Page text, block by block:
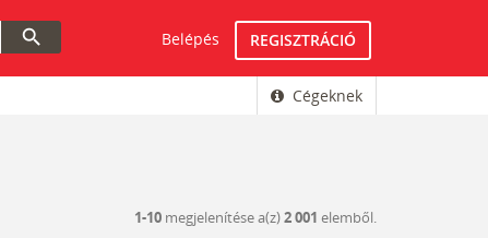
search Belépés REGISZTRÁCIÓ
Cégeknek
1-10 megjelenítése a(z)2 001 elemből.